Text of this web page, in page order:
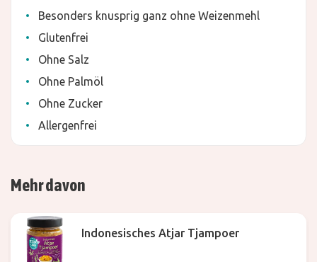
Besonders knusprig ganz ohne Weizenmehl
Glutenfrei
Ohne Salz
Ohne Palmöl
Ohne Zucker
Allergenfrei
Mehr davon
Indonesisches Atjar Tjampoer